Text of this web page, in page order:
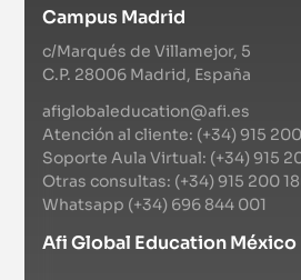
Campus Madrid
c/Marqués de Villamejor, 5
C.P. 28006 Madrid, España
afiglobaleducation@afi.es
Atención al cliente: (+34) 915
Soporte Aula Virtual: (+34) 915
Otras consultas: (+34) 915 200
Whatsapp (+34) 696 844 001
Afi Global Education México